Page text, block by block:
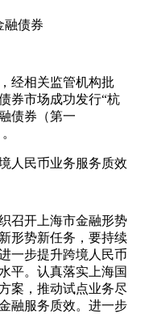
融债券
经相关监管机构批
券市场成功发行“杭
债券（第一
人民币业务服务质效
召开上海市金融形势
形势新任务，要持续
一步提升跨境人民币
平。认真落实上海国
案，推动试点业务尽
融服务质效。进一步